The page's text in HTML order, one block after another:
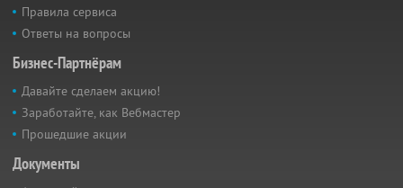
Правила сервиса
Ответы на вопросы
Бизнес-Партнёрам
Давайте сделаем акцию!
Заработайте, как Вебмастер
Прошедшие акции
Документы